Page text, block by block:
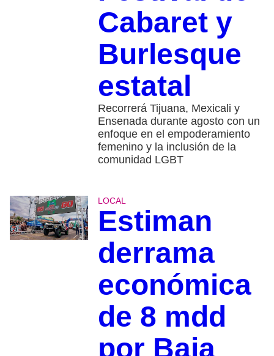
Cabaret y
Burlesque
estatal
Recorrerá Tijuana, Mexicali y
Ensenada durante agosto con un
enfoque en el empoderamiento
femenino y la inclusión de la
comunidad LGBT
LOCAL
Estiman
derrama
económica
de 8 mdd
por Baja